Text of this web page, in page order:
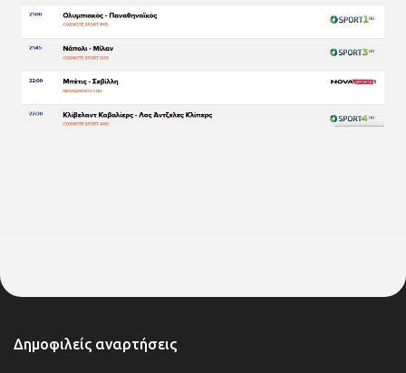
Δημοφιλείς αναρτήσεις